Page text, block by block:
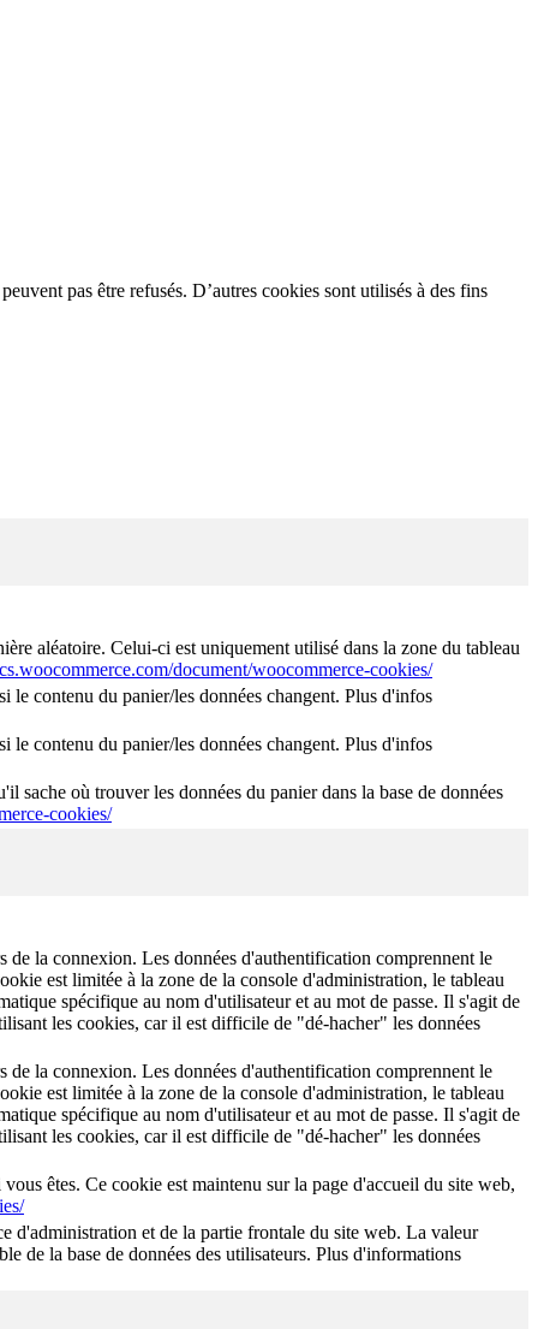
pas être refusés. D’autres cookies sont utilisés à des fins
aléatoire. Celui-ci est uniquement utilisé dans la zone du tableau
document/woocommerce-cookies/
contenu du panier/les données changent. Plus d'infos
contenu du panier/les données changent. Plus d'infos
où trouver les données du panier dans la base de données
cookies/
la connexion. Les données d'authentification comprennent le
est limitée à la zone de la console d'administration, le tableau
spécifique au nom d'utilisateur et au mot de passe. Il s'agit de
les cookies, car il est difficile de "dé-hacher" les données
la connexion. Les données d'authentification comprennent le
est limitée à la zone de la console d'administration, le tableau
spécifique au nom d'utilisateur et au mot de passe. Il s'agit de
les cookies, car il est difficile de "dé-hacher" les données
êtes. Ce cookie est maintenu sur la page d'accueil du site web,
d'administration et de la partie frontale du site web. La valeur
de la base de données des utilisateurs. Plus d'informations